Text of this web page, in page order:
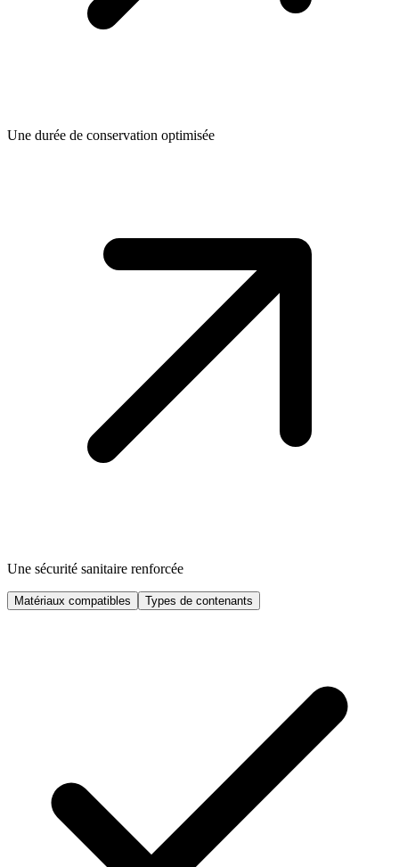
Une durée de conservation optimisée
Une sécurité sanitaire renforcée
Matériaux compatibles Types de contenants